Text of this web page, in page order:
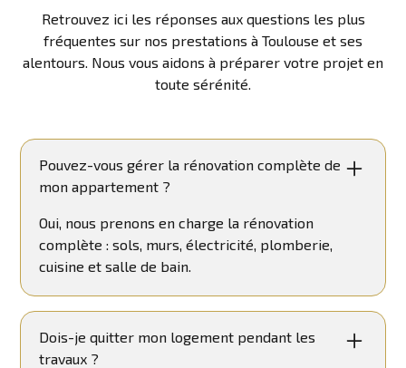
Retrouvez ici les réponses aux questions les plus
fréquentes sur nos prestations à Toulouse et ses
alentours. Nous vous aidons à préparer votre projet en
toute sérénité.
Pouvez-vous gérer la rénovation complète de
mon appartement ?
Oui, nous prenons en charge la rénovation
complète : sols, murs, électricité, plomberie,
cuisine et salle de bain.
Dois-je quitter mon logement pendant les
travaux ?